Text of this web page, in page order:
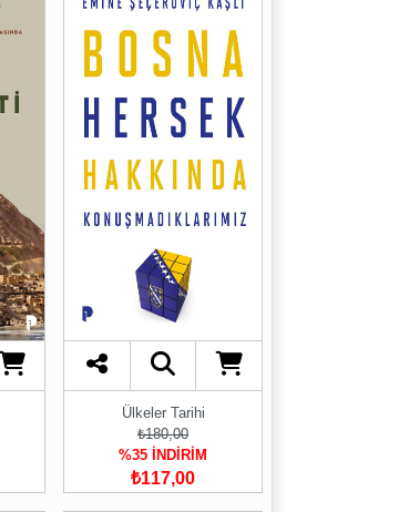
Ülkeler Tarihi
₺180,00
%35 İNDİRİM
₺117,00